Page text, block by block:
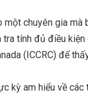
một chuyên gia
tra tính đủ điều
(ICCRC) để
kỳ am hiểu về